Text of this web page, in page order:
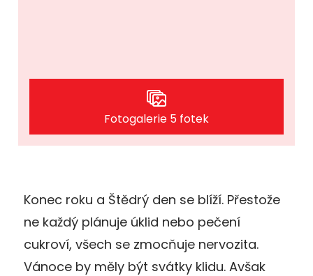
Fotogalerie 5 fotek
Konec roku a Štědrý den se blíží. Přestože
ne každý plánuje úklid nebo pečení
cukroví, všech se zmocňuje nervozita.
Vánoce by měly být svátky klidu. Avšak